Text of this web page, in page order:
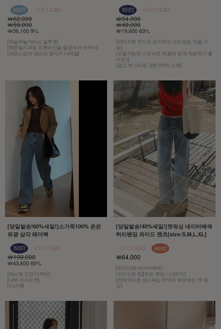
￦62,000
￦59,000
￦56,100 9%
[하늘하늘거리는 실루엣]
[백콘솔지퍼로 프론라인을 깔끔하게 마무리]
[쉬폰느낌의 원단과 꽃자수 디테일]
￦54,000
￦49,000
￦19,600 63%
[빈티지한 무드의 감각적인 스타일링 연출 가
능]
[조절가능한 스토퍼로 체형에 맞게 착용하기 좋
아요:)]
[얇고 부드러운 코튼100% 소재]
[당일발송!60%세일!]소가죽100% 은은
유광 삼각 레더백
￦109,000
￦43,600 60%
[패브릭 안감 마무리]
[내부 지퍼포켓]
[이너백]
[당일발송!40%세일!]캣워싱 네이비배색
허리밴딩 와이드 팬츠[size:S,M,L,XL]
￦64,000
[허리단에 네이비배색]
[와이드한 핏][히든 밴딩 / 스판1%]
[전체적으로 샌드워싱 허벅지 부분에는 캣 워
싱]